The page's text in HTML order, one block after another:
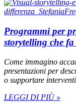
Programmi per
storytelling che
Come immagino
presentazioni per
o supportare
LEGGI DI PIÙ »